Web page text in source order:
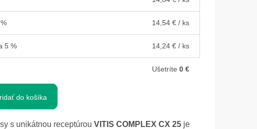
14,54 € / ks
5 % 14,24 € / ks
Ušetríte 0 €
do košíka
s unikátnou receptúrou VITIS COMPLEX CX 25 je